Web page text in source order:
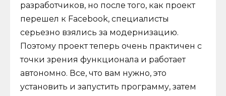
разработчиков, но после того, как проект
перешел к Facebook, специалисты
серьезно взялись за модернизацию.
Поэтому проект теперь очень практичен с
точки зрения функционала и работает
автономно. Все, что вам нужно, это
установить и запустить программу, затем